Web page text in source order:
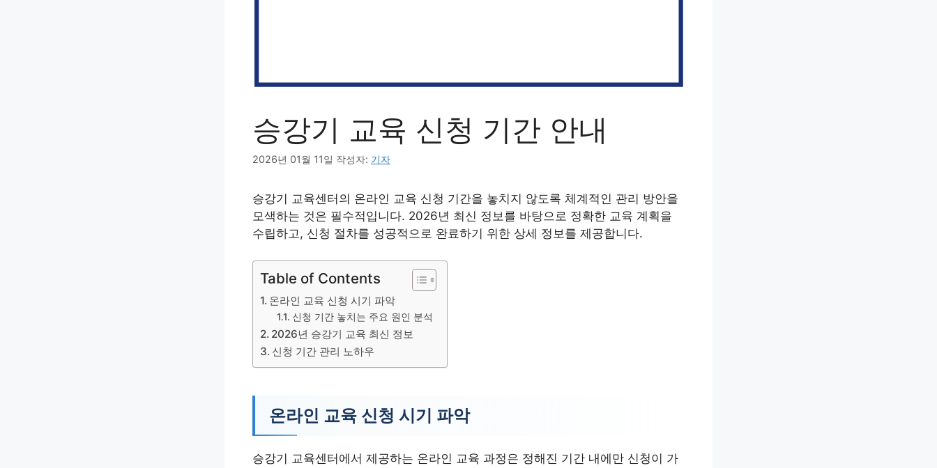
승강기 교육 신청 기간 안내
2026년 01월 11일 작성자: 기자
승강기 교육센터의 온라인 교육 신청 기간을 놓치지 않도록 체계적인 관리 방안을
모색하는 것은 필수적입니다. 2026년 최신 정보를 바탕으로 정확한 교육 계획을
수립하고, 신청 절차를 성공적으로 완료하기 위한 상세 정보를 제공합니다.
Table of Contents
온라인 교육 신청 시기 파악
신청 기간 놓치는 주요 원인 분석
2026년 승강기 교육 최신 정보
신청 기간 관리 노하우
온라인 교육 신청 시기 파악
승강기 교육센터에서 제공하는 온라인 교육 과정은 정해진 기간 내에만 신청이 가